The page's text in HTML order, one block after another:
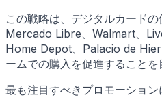
この戦略は、デジタルカードの
Mercado Libre、Walmart、
Home Depot、Palacio de
ームでの購入を促進することを
最も注目すべきプロモーション